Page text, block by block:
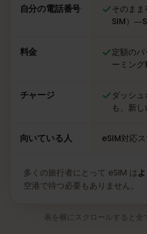
自分の電話番号
そのま
SIM）
料金
定額の
ーミング
チャージ
ダッシ
も、新
向いている人 eSIM対応
多くの旅行者にとって eSIM は
空港で待つ必要もありません。
表を横にスクロールすると全